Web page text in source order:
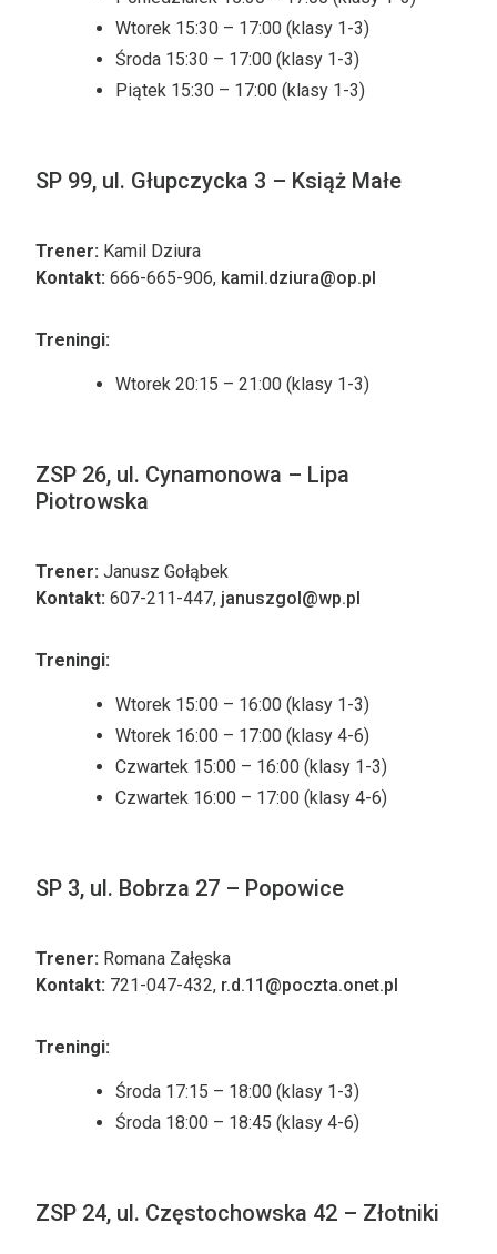
Wtorek 15:30 – 17:00 (klasy 1-3)
Środa 15:30 – 17:00 (klasy 1-3)
Piątek 15:30 – 17:00 (klasy 1-3)
SP 99, ul. Głupczycka 3 – Książ Małe
Trener: Kamil Dziura
Kontakt: 666-665-906, kamil.dziura@op.pl
Treningi:
Wtorek 20:15 – 21:00 (klasy 1-3)
ZSP 26, ul. Cynamonowa – Lipa
Piotrowska
Trener: Janusz Gołąbek
Kontakt: 607-211-447, januszgol@wp.pl
Treningi:
Wtorek 15:00 – 16:00 (klasy 1-3)
Wtorek 16:00 – 17:00 (klasy 4-6)
Czwartek 15:00 – 16:00 (klasy 1-3)
Czwartek 16:00 – 17:00 (klasy 4-6)
SP 3, ul. Bobrza 27 – Popowice
Trener: Romana Załęska
Kontakt: 721-047-432, r.d.11@poczta.onet.pl
Treningi:
Środa 17:15 – 18:00 (klasy 1-3)
Środa 18:00 – 18:45 (klasy 4-6)
ZSP 24, ul. Częstochowska 42 – Złotniki